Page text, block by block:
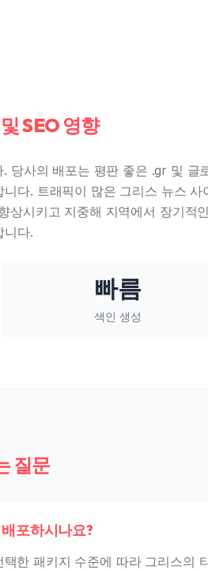
SEO 영향
당사의 배포는 평판 좋은 .gr 및 글
다. 트래픽이 많은 그리스 뉴스 사
상시키고 지중해 지역에서 장기적
니다.
빠름
색인 생성
질문
포하시나요?
한 패키지 수준에 따라 그리스의